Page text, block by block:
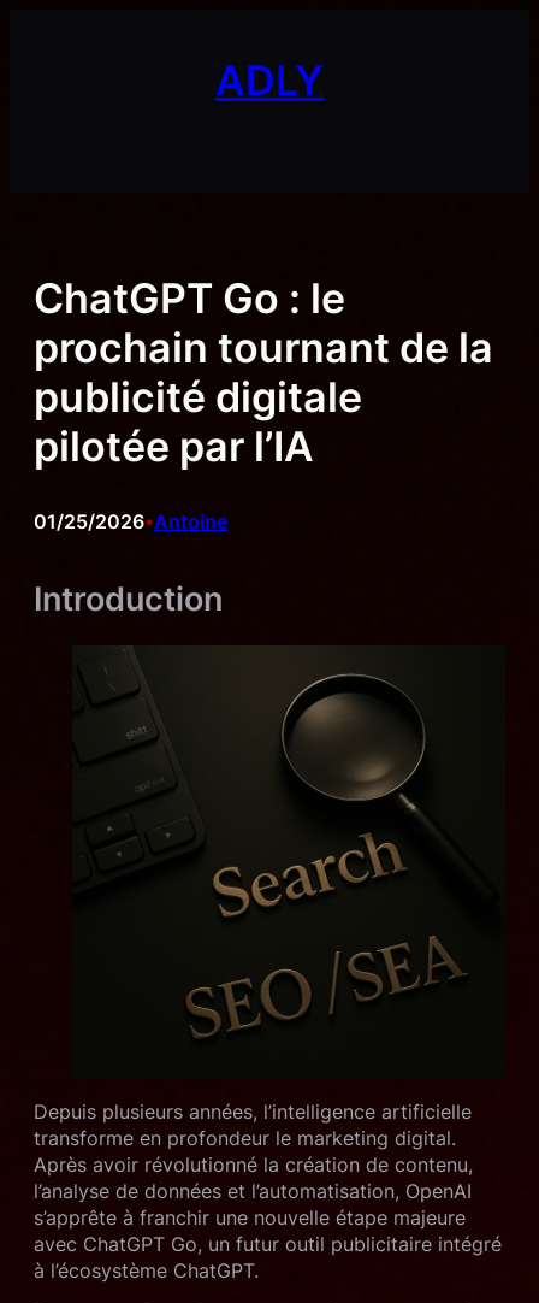
ADLY
ChatGPT Go : le
prochain tournant de la
publicité digitale
pilotée par l’IA
01/25/2026•Antoine
Introduction
Depuis plusieurs années, l’intelligence artificielle
transforme en profondeur le marketing digital.
Après avoir révolutionné la création de contenu,
l’analyse de données et l’automatisation, OpenAI
s’apprête à franchir une nouvelle étape majeure
avec ChatGPT Go, un futur outil publicitaire intégré
à l’écosystème ChatGPT.